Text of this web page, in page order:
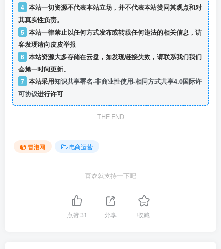
4 本站一切资源不代表本站立场，并不代表本站赞同其观点和对
其真实性负责。
5 本站一律禁止以任何方式发布或转载任何违法的相关信息，访
客发现请向皮皮举报
6 本站资源大多存储在云盘，如发现链接失效，请联系我们我们
会第一时间更新。
7 本站采用知识共享署名-非商业性使用-相同方式共享4.0国际许
可协议进行许可
THE END
冒泡网 电商运营
喜欢就支持一下吧
点赞31 分享 收藏